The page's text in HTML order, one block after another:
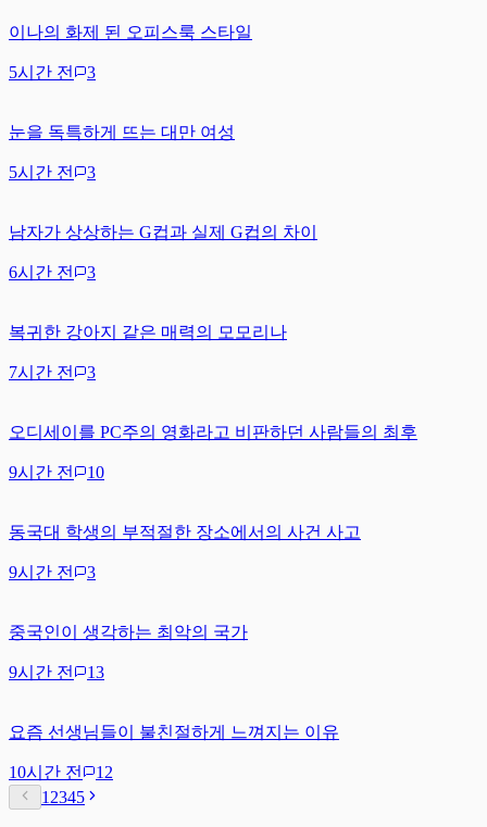
이나의 화제 된 오피스룩 스타일
5시간 전 3
눈을 독특하게 뜨는 대만 여성
5시간 전 3
남자가 상상하는 G컵과 실제 G컵의 차이
6시간 전 3
복귀한 강아지 같은 매력의 모모리나
7시간 전 3
오디세이를 PC주의 영화라고 비판하던 사람들의 최후
9시간 전 10
동국대 학생의 부적절한 장소에서의 사건 사고
9시간 전 3
중국인이 생각하는 최악의 국가
9시간 전 13
요즘 선생님들이 불친절하게 느껴지는 이유
10시간 전
12
1 2345